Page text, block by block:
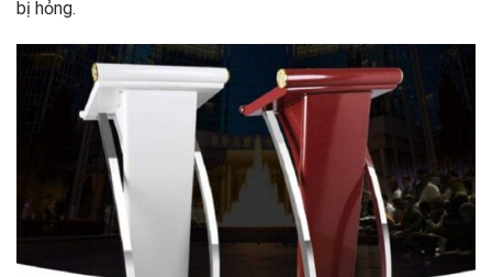
bị hỏng.